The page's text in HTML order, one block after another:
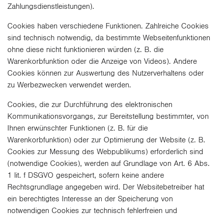
Zahlungsdienstleistungen).
Cookies haben verschiedene Funktionen. Zahlreiche Cookies
sind technisch notwendig, da bestimmte Webseitenfunktionen
ohne diese nicht funktionieren würden (z. B. die
Warenkorbfunktion oder die Anzeige von Videos). Andere
Cookies können zur Auswertung des Nutzerverhaltens oder
zu Werbezwecken verwendet werden.
Cookies, die zur Durchführung des elektronischen
Kommunikationsvorgangs, zur Bereitstellung bestimmter, von
Ihnen erwünschter Funktionen (z. B. für die
Warenkorbfunktion) oder zur Optimierung der Website (z. B.
Cookies zur Messung des Webpublikums) erforderlich sind
(notwendige Cookies), werden auf Grundlage von Art. 6 Abs.
1 lit. f DSGVO gespeichert, sofern keine andere
Rechtsgrundlage angegeben wird. Der Websitebetreiber hat
ein berechtigtes Interesse an der Speicherung von
notwendigen Cookies zur technisch fehlerfreien und